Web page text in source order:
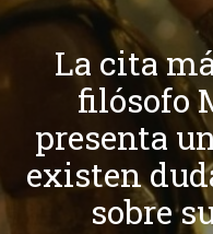
La cita
filósofo
presenta
existen
sobre